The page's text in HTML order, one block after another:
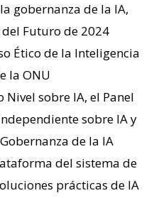
gobernanza de la IA,
Futuro de 2024
Ético de la Inteligencia
la ONU
Nivel sobre IA, el Panel
sobre IA y
de la IA
del sistema de
prácticas de IA